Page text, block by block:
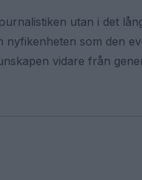
utan i det
som den
vidare från